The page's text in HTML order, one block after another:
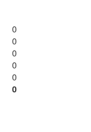
0
0
0
0
0
0